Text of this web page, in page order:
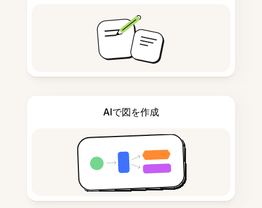
AIで図を作成